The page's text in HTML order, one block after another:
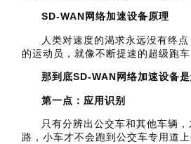
SD-WAN网络加速设备原理
人类对速度的渴求永远没有终
的运动员，就像不断提速的超级跑车
那到底SD-WAN网络加速设备
第一点：应用识别
只有分辨出公交车和其他车辆
路，小车才不会跑到公交车专用道上